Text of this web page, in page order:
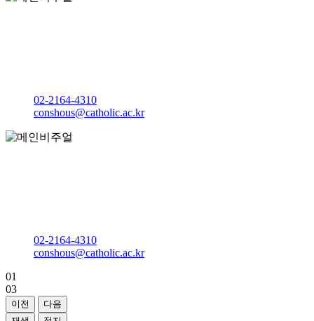
02-2164-4310
conshous@catholic.ac.kr
02-2164-4310
conshous@catholic.ac.kr
01
03
이전
다음